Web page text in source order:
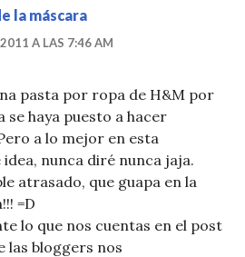
la máscara
A LAS 7:46 AM
pasta por ropa de H&M por
se haya puesto a hacer
a lo mejor en esta
nunca diré nunca jaja.
atrasado, que guapa en la
=D
lo que nos cuentas en el post
las bloggers nos